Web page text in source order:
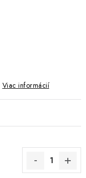
Viac informácií